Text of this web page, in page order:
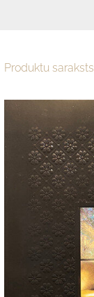
Produktu saraksts